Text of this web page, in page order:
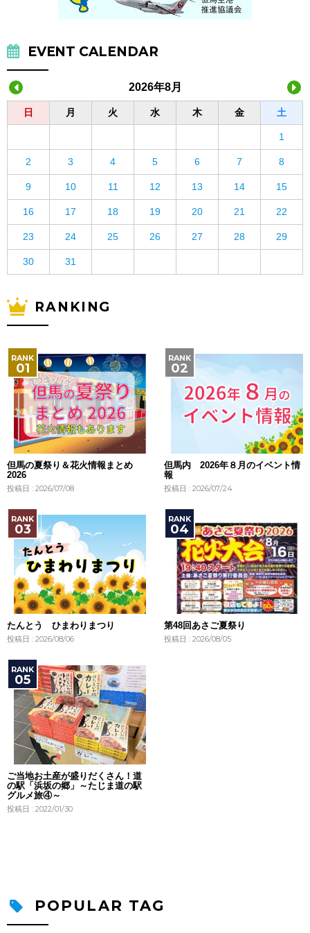
EVENT CALENDAR
2026年8月
日 月 火 水 木 金 土
1
2 3 4 5 6 7 8
9 10 11 12 13 14 15
16 17 18 19 20 21 22
23 24 25 26 27 28 29
30 31
RANKING
但馬の夏祭り＆花火情報まとめ
2026
投稿日 : 2026/07/08
但馬内 2026年８月のイベント情
報
投稿日 : 2026/07/24
たんとう ひまわりまつり
投稿日 : 2026/08/06
第48回あさご夏祭り
投稿日 : 2026/08/05
ご当地お土産が盛りだくさん！道
の駅「浜坂の郷」～たじま道の駅
グルメ旅④～
投稿日 : 2022/01/30
POPULAR TAG